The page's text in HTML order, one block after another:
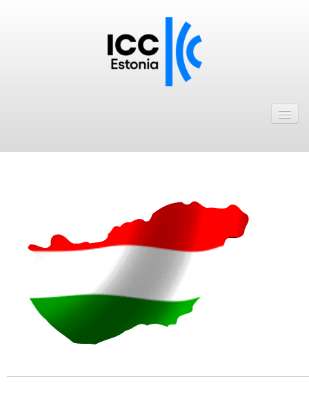
Astu ICC Eesti liikmeks!
ICC Eesti
Tegevused